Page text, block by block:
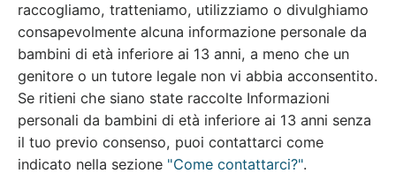
raccogliamo, tratteniamo, utilizziamo o divulghiamo
consapevolmente alcuna informazione personale da
bambini di età inferiore ai 13 anni, a meno che un
genitore o un tutore legale non vi abbia acconsentito.
Se ritieni che siano state raccolte Informazioni
personali da bambini di età inferiore ai 13 anni senza
il tuo previo consenso, puoi contattarci come
indicato nella sezione "Come contattarci?".